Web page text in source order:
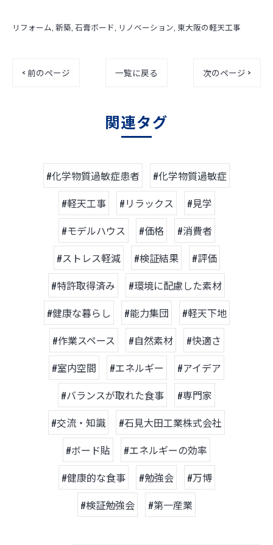
リフォーム 新築 石膏ボード リノベーション 東大阪の軽天工事
< 前のページ 一覧に戻る 次のページ >
関連タグ
#化学物質過敏症患者
#化学物質過敏症
#軽天工事
#リラックス
#見学
#モデルハウス
#価格
#消費者
#ストレス軽減
#検証結果
#評価
#特許取得済み
#環境に配慮した素材
#健康な暮らし
#能力集団
#軽天下地
#作業スペース
#自然素材
#快適さ
#室内空間
#エネルギー
#アイデア
#バランスが取れた食事
#専門家
#交流・知識
#石見大田工業株式会社
#ボード貼
#エネルギーの効率
#健康的な食事
#勉強会
#万博
#検証勉強会
#第一産業